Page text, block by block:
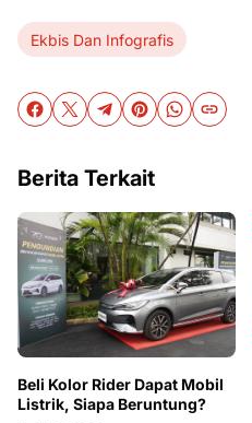
Ekbis Dan Infografis
Berita Terkait
Beli Kolor Rider Dapat Mobil
Listrik, Siapa Beruntung?